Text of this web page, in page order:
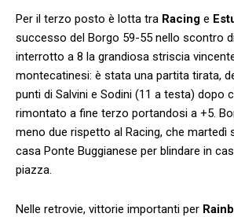
Per il terzo posto è lotta tra Racing e
successo del Borgo 59-55 nello scontro
interrotto a 8 la grandiosa striscia
montecatinesi: è stata una partita tirata,
punti di Salvini e Sodini (11 a testa) dopo
rimontato a fine terzo portandosi a +5.
meno due rispetto al Racing, che martedì
casa Ponte Buggianese per blindare in
piazza.
Nelle retrovie, vittorie importanti per